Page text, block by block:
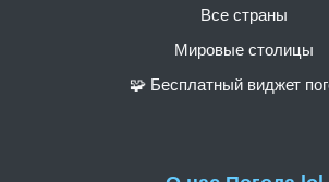
Все страны
Мировые столицы
🧩 Бесплатный виджет